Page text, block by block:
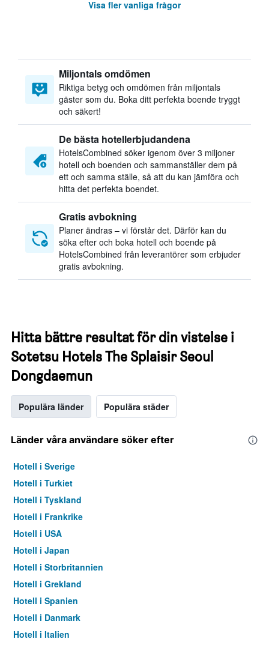
Visa fler vanliga frågor
Miljontals omdömen
Riktiga betyg och omdömen från miljontals
gäster som du. Boka ditt perfekta boende tryggt
och säkert!
De bästa hotellerbjudandena
HotelsCombined söker igenom över 3 miljoner
hotell och boenden och sammanställer dem på
ett och samma ställe, så att du kan jämföra och
hitta det perfekta boendet.
Gratis avbokning
Planer ändras – vi förstår det. Därför kan du
söka efter och boka hotell och boende på
HotelsCombined från leverantörer som erbjuder
gratis avbokning.
Hitta bättre resultat för din vistelse i
Sotetsu Hotels The Splaisir Seoul
Dongdaemun
Populära länder Populära städer
Länder våra användare söker efter
Hotell i Sverige
Hotell i Turkiet
Hotell i Tyskland
Hotell i Frankrike
Hotell i USA
Hotell i Japan
Hotell i Storbritannien
Hotell i Grekland
Hotell i Spanien
Hotell i Danmark
Hotell i Italien